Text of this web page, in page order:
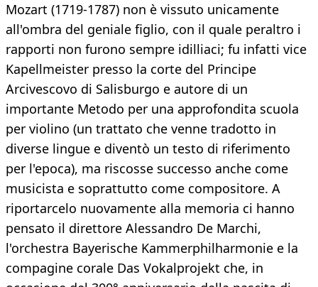
Mozart (1719-1787) non è vissuto unicamente
all'ombra del geniale figlio, con il quale peraltro i
rapporti non furono sempre idilliaci; fu infatti vice
Kapellmeister presso la corte del Principe
Arcivescovo di Salisburgo e autore di un
importante Metodo per una approfondita scuola
per violino (un trattato che venne tradotto in
diverse lingue e diventò un testo di riferimento
per l'epoca), ma riscosse successo anche come
musicista e soprattutto come compositore. A
riportarcelo nuovamente alla memoria ci hanno
pensato il direttore Alessandro De Marchi,
l'orchestra Bayerische Kammerphilharmonie e la
compagine corale Das Vokalprojekt che, in